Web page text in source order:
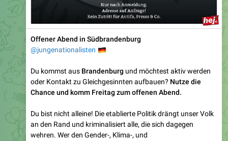
Offener Abend in Südbrandenburg
@jungenationalisten
🇩🇪
Du kommst ausBrandenburg
Chance und komm Freitag zum offenen Abend.
Du bist nicht alleine! Die etablierte Politik drängt unser Volk
wehren. Wer den Gender-, Klima-, und
Überfremdungsfanatikern widerspricht soll mundtot
gemacht werden.